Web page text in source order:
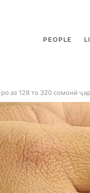
PEOPLE
аз 128 то 320 сомонӣ